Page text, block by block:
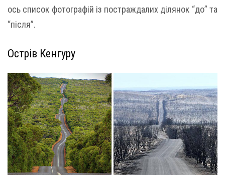
ось список фотографій із постраждалих ділянок “до” та
“після”.
Острів Кенгуру